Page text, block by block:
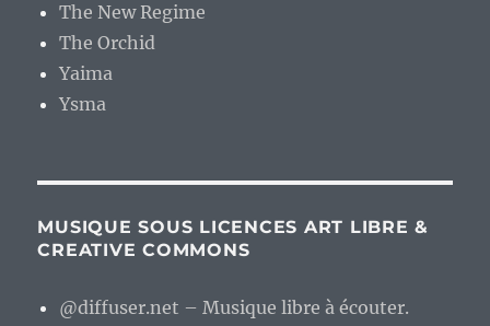
The New Regime
The Orchid
Yaima
Ysma
MUSIQUE SOUS LICENCES ART LIBRE &
CREATIVE COMMONS
@diffuser.net – Musique libre à écouter.